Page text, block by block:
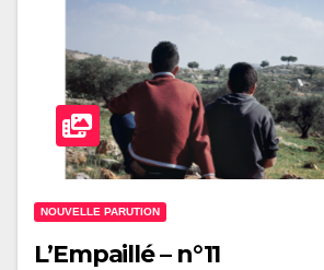
NOUVELLE PARUTION
L’Empaillé – n°11